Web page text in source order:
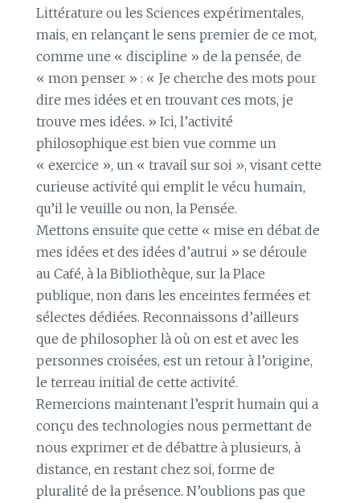
Littérature ou les Sciences expérimentales,
mais, en relançant le sens premier de ce mot,
comme une « discipline » de la pensée, de
« mon penser » : « Je cherche des mots pour
dire mes idées et en trouvant ces mots, je
trouve mes idées. » Ici, l’activité
philosophique est bien vue comme un
« exercice », un « travail sur soi », visant cette
curieuse activité qui emplit le vécu humain,
qu’il le veuille ou non, la Pensée.
Mettons ensuite que cette « mise en débat de
mes idées et des idées d’autrui » se déroule
au Café, à la Bibliothèque, sur la Place
publique, non dans les enceintes fermées et
sélectes dédiées. Reconnaissons d’ailleurs
que de philosopher là où on est et avec les
personnes croisées, est un retour à l’origine,
le terreau initial de cette activité.
Remercions maintenant l’esprit humain qui a
conçu des technologies nous permettant de
nous exprimer et de débattre à plusieurs, à
distance, en restant chez soi, forme de
pluralité de la présence. N’oublions pas que